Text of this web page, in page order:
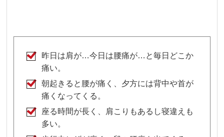
昨日は肩が…今日は腰痛が…と毎日どこか
痛い。
朝起きると腰が痛く、夕方には背中や首が
痛くなってくる。
座る時間が長く、肩こりもあるし寝違えも
多い。